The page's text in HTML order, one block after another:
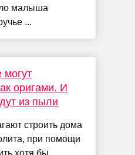
малыша
...
оригами. И
из пыли
строить дома
при помощи